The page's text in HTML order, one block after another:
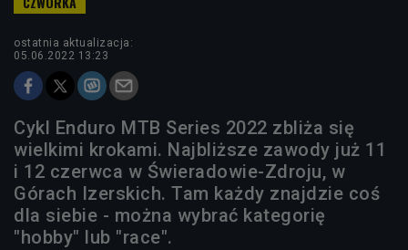
ostatnia aktualizacja:
05.06.2022 13:23
Cykl Enduro MTB Series 2022 zbliża się
wielkimi krokami. Najbliższe zawody już 11
i 12 czerwca w Świeradowie-Zdroju, w
Górach Izerskich. Tam każdy znajdzie coś
dla siebie - można wybrać kategorię
"hobby" lub "race".